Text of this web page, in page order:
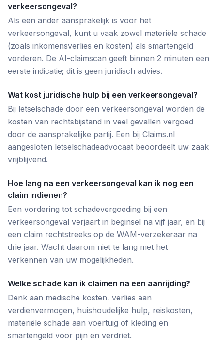
verkeersongeval?
Als een ander aansprakelijk is voor het
verkeersongeval, kunt u vaak zowel materiële schade
(zoals inkomensverlies en kosten) als smartengeld
vorderen. De AI-claimscan geeft binnen 2 minuten een
eerste indicatie; dit is geen juridisch advies.
Wat kost juridische hulp bij een verkeersongeval?
Bij letselschade door een verkeersongeval worden de
kosten van rechtsbijstand in veel gevallen vergoed
door de aansprakelijke partij. Een bij Claims.nl
aangesloten letselschadeadvocaat beoordeelt uw zaak
vrijblijvend.
Hoe lang na een verkeersongeval kan ik nog een
claim indienen?
Een vordering tot schadevergoeding bij een
verkeersongeval verjaart in beginsel na vijf jaar, en bij
een claim rechtstreeks op de WAM-verzekeraar na
drie jaar. Wacht daarom niet te lang met het
verkennen van uw mogelijkheden.
Welke schade kan ik claimen na een aanrijding?
Denk aan medische kosten, verlies aan
verdienvermogen, huishoudelijke hulp, reiskosten,
materiële schade aan voertuig of kleding en
smartengeld voor pijn en verdriet.